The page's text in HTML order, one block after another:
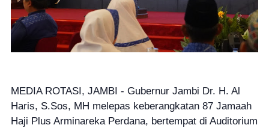
MEDIA ROTASI, JAMBI - Gubernur Jambi Dr. H. Al
Haris, S.Sos, MH melepas keberangkatan 87 Jamaah
Haji Plus Arminareka Perdana, bertempat di Auditorium